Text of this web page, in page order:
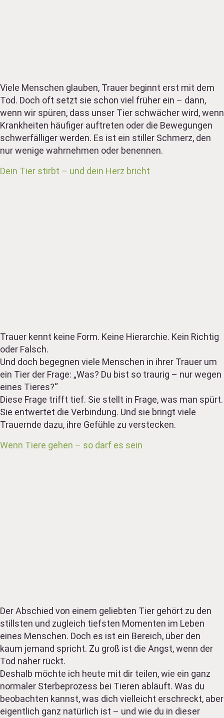
Viele Menschen glauben, Trauer beginnt erst mit dem
Tod. Doch oft setzt sie schon viel früher ein – dann,
wenn wir spüren, dass unser Tier schwächer wird, wenn
Krankheiten häufiger auftreten oder die Bewegungen
schwerfälliger werden. Es ist ein stiller Schmerz, den
nur wenige wahrnehmen oder benennen.
Dein Tier stirbt – und dein Herz bricht
Trauer kennt keine Form. Keine Hierarchie. Kein Richtig
oder Falsch.
Und doch begegnen viele Menschen in ihrer Trauer um
ein Tier der Frage: „Was? Du bist so traurig – nur wegen
eines Tieres?“
Diese Frage trifft tief. Sie stellt in Frage, was man spürt.
Sie entwertet die Verbindung. Und sie bringt viele
Trauernde dazu, ihre Gefühle zu verstecken.
Wenn Tiere gehen – so darf es sein
Der Abschied von einem geliebten Tier gehört zu den
stillsten und zugleich tiefsten Momenten im Leben
eines Menschen. Doch es ist ein Bereich, über den
kaum jemand spricht. Zu groß ist die Angst, wenn der
Tod näher rückt.
Deshalb möchte ich heute mit dir teilen, wie ein ganz
normaler Sterbeprozess bei Tieren abläuft. Was du
beobachten kannst, was dich vielleicht erschreckt, aber
eigentlich ganz natürlich ist – und wie du in dieser